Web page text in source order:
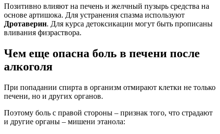
Позитивно влияют на печень и желчный пузырь средства на
основе артишока. Для устранения спазма используют
Дротаверин. Для курса детоксикации могут быть прописаны
вливания физраствора.
Чем еще опасна боль в печени после
алкоголя
При попадании спирта в организм отмирают клетки не только
печени, но и других органов.
Поэтому боль с правой стороны – признак того, что страдают
и другие органы – мишени этанола: